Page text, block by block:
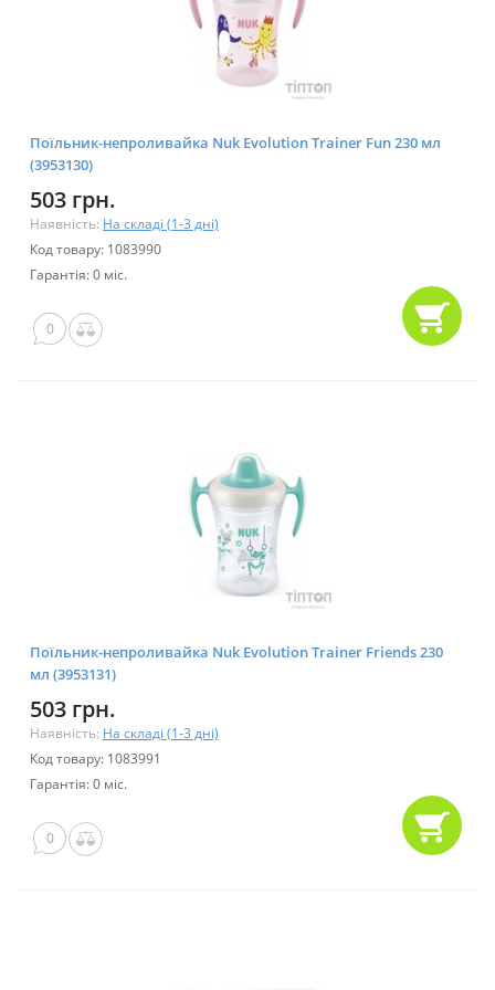
Поїльник-непроливайка Nuk Evolution Trainer Fun 230 мл
(3953130)
503 грн.
Наявність: На складі (1-3 дні)
Код товару: 1083990
Гарантія: 0 міс.
0
Поїльник-непроливайка Nuk Evolution Trainer Friends 230
мл (3953131)
503 грн.
Наявність: На складі (1-3 дні)
Код товару: 1083991
Гарантія: 0 міс.
0